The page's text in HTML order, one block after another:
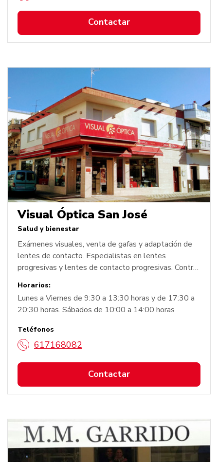
Contactar
Visual Óptica San José
Salud y bienestar
Exámenes visuales, venta de gafas y adaptación de
lentes de contacto. Especialistas en lentes
progresivas y lentes de contacto progresivas. Control
personalizado.
Horarios:
Lunes a Viernes de 9:30 a 13:30 horas y de 17:30 a
20:30 horas. Sábados de 10:00 a 14:00 horas
Teléfonos
617168082
Contactar